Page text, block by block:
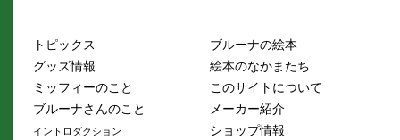
トピックス
グッズ情報
ミッフィーのこと
ブルーナさんのこと
イントロダクション
ブルーナの絵本
絵本のなかまたち
このサイトについて
メーカー紹介
ショップ情報